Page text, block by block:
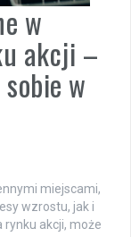
w
akcji –
w
miejscami,
wzrostu, jak i
rynku akcji, może